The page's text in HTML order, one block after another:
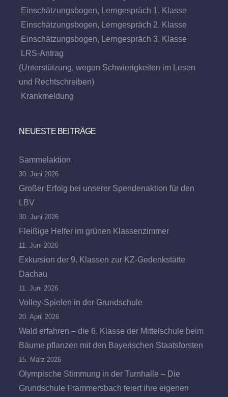
Einschätzungsbogen, Lerngespräch 1. Klasse
Einschätzungsbogen, Lerngespräch 2. Klasse
Einschätzungsbogen, Lerngespräch 3. Klasse
LRS-Antrag
(Unterstützung, wegen Schwierigkeiten im Lesen
und Rechtschreiben)
Krankmeldung
NEUESTE BEITRÄGE
Sammelaktion
30. Juni 2026
Großer Erfolg bei unserer Spendenaktion für den
LBV
30. Juni 2026
Fleißige Helfer im grünen Klassenzimmer
11. Juni 2026
Exkursion der 9. Klassen zur KZ-Gedenkstätte
Dachau
11. Juni 2026
Volley-Spielen in der Grundschule
20. April 2026
Wald erfahren – die 6. Klasse der Mittelschule beim
Bäume pflanzen mit den Bayerischen Staatsforsten
15. März 2026
Olympische Stimmung in der Turnhalle – Die
Grundschule Frammersbach feiert ihre eigenen